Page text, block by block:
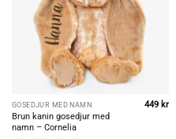
GOSEDJUR MED NAMN
Brun kanin gosedjur med
namn – Cornelia
449kr